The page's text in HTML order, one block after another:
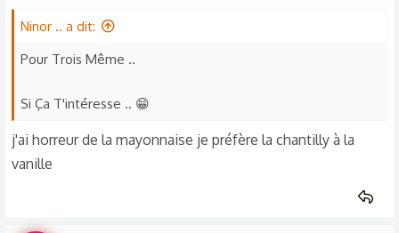
Ninor .. a dit:
Pour Trois Même ..
Si Ça T'intéresse .. 😁
j'ai horreur de la mayonnaise je préfère la chantilly à la
vanille